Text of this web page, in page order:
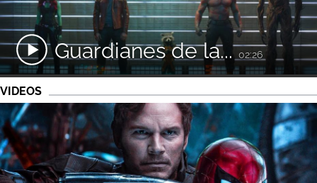
Guardianes de la...02:26
VIDEOS